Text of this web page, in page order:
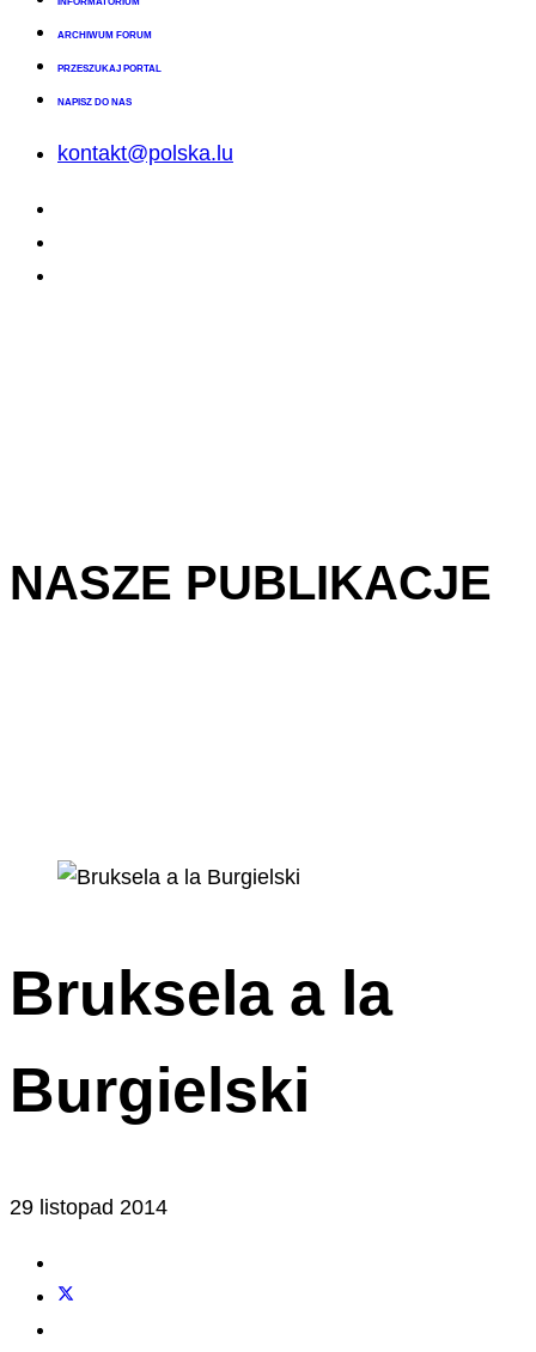
INFORMATORIUM
ARCHIWUM FORUM
PRZESZUKAJ PORTAL
NAPISZ DO NAS
kontakt@polska.lu
NASZE PUBLIKACJE
Bruksela a la
Burgielski
29 listopad 2014